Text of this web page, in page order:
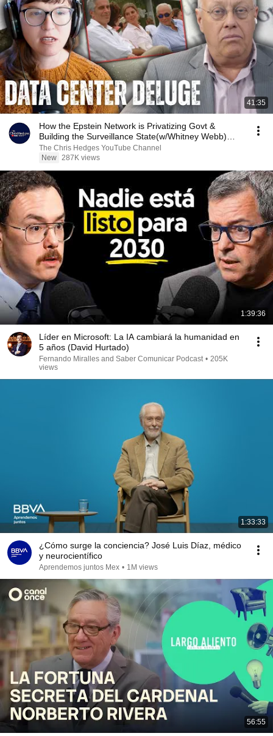
41:35
How the Epstein Network is Privatizing Govt &
Building the Surveillance State(w/Whitney Webb)
|TCHR
The Chris Hedges YouTube Channel
New 287K views
1:39:36
Líder en Microsoft: La IA cambiará la humanidad en
5 años (David Hurtado)
Fernando Miralles and Saber Comunicar Podcast • 205K
views
1:33:33
¿Cómo surge la conciencia? José Luis Díaz, médico
y neurocientífico
Aprendemos juntos Mex • 1M views
56:55